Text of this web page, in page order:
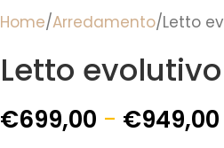
Home Arredamento Letto
Letto evolutivo
€699,00 - €949,00